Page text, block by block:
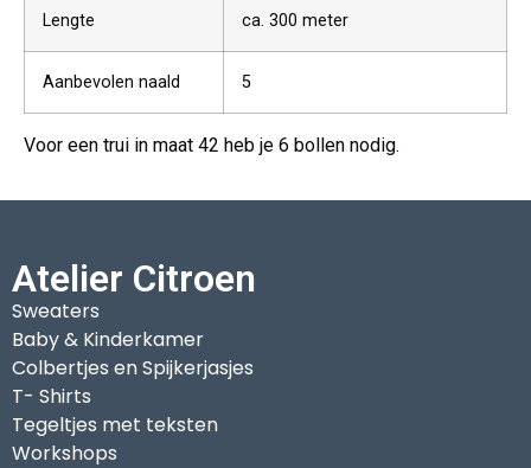
Lengte ca. 300 meter
Aanbevolen naald 5
Voor een trui in maat 42 heb je 6 bollen nodig.
Atelier Citroen
Sweaters
Baby & Kinderkamer
Colbertjes en Spijkerjasjes
T- Shirts
Tegeltjes met teksten
Workshops